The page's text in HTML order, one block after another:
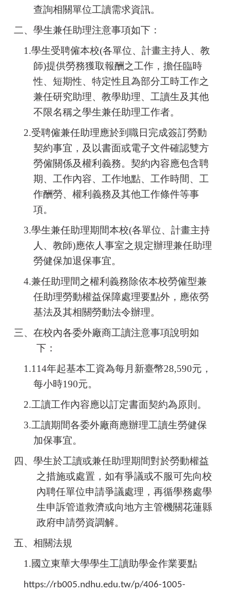
查詢相關單位工讀需求資訊。
二、學生兼任助理注意事項如下：
1.學生受聘僱本校(各單位、計畫主持人、教
師)提供勞務獲取報酬之工作，擔任臨時
性、短期性、特定性且為部分工時工作之
兼任研究助理、教學助理、工讀生及其他
不限名稱之學生兼任助理工作者。
2.受聘僱兼任助理應於到職日完成簽訂勞動
契約事宜，及以書面或電子文件確認雙方
勞僱關係及權利義務。契約內容應包含聘
期、工作內容、工作地點、工作時間、工
作酬勞、權利義務及其他工作條件等事
項。
3.學生兼任助理期間本校(各單位、計畫主持
人、教師)應依人事室之規定辦理兼任助理
勞健保加退保事宜。
4.兼任助理間之權利義務除依本校勞僱型兼
任助理勞動權益保障處理要點外，應依勞
基法及其相關勞動法令辦理。
三、在校內各委外廠商工讀注意事項說明如
下：
1.114年起基本工資為每月新臺幣28,590元，
每小時190元。
2.工讀工作內容應以訂定書面契約為原則。
3.工讀期間各委外廠商應辦理工讀生勞健保
加保事宜。
四、學生於工讀或兼任助理期間對於勞動權益
之措施或處置，如有爭議或不服可先向校
內聘任單位申請爭議處理，再循學務處學
生申訴管道救濟或向地方主管機關花蓮縣
政府申請勞資調解。
五、相關法規
1.國立東華大學學生工讀助學金作業要點
https://rb005.ndhu.edu.tw/p/406-1005-